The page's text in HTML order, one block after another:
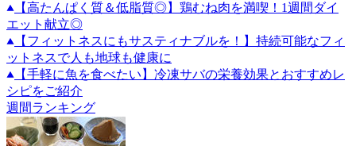
【高たんぱく質＆低脂質◎】鶏むね肉を満喫！1週間ダイ
エット献立◎
【フィットネスにもサスティナブルを！】持続可能なフィ
ットネスで人も地球も健康に
【手軽に魚を食べたい】冷凍サバの栄養効果とおすすめレ
シピをご紹介
週間ランキング